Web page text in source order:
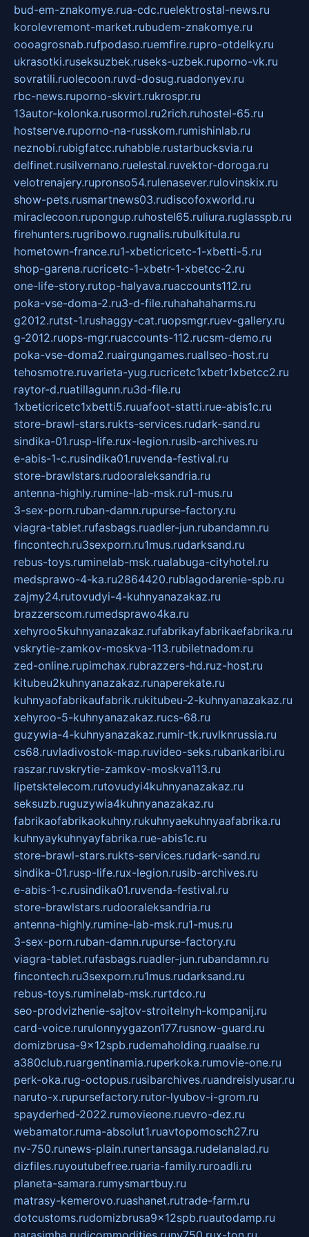
bud-em-znakomye.rua-cdc.ruelektrostal-news.ru
korolevremont-market.rubudem-znakomye.ru
oooagrosnab.rufpodaso.ruemfire.rupro-otdelky.ru
ukrasotki.ruseksuzbek.ruseks-uzbek.ruporno-vk.ru
sovratili.ruolecoon.ruvd-dosug.ruadonyev.ru
rbc-news.ruporno-skvirt.rukrospr.ru
13autor-kolonka.rusormol.ru2rich.ruhostel-65.ru
hostserve.ruporno-na-russkom.rumishinlab.ru
neznobi.rubigfatcc.ruhabble.rustarbucksvia.ru
delfinet.rusilvernano.ruelestal.ruvektor-doroga.ru
velotrenajery.rupronso54.rulenasever.rulovinskix.ru
show-pets.rusmartnews03.rudiscofoxworld.ru
miraclecoon.rupongup.ruhostel65.ruliura.ruglasspb.ru
firehunters.rugribowo.rugnalis.rubulkitula.ru
hometown-france.ru1-xbeticricetc-1-xbetti-5.ru
shop-garena.rucricetc-1-xbetr-1-xbetcc-2.ru
one-life-story.rutop-halyava.ruaccounts112.ru
poka-vse-doma-2.ru3-d-file.ruhahahaharms.ru
g2012.rutst-1.rushaggy-cat.ruopsmgr.ruev-gallery.ru
g-2012.ruops-mgr.ruaccounts-112.rucsm-demo.ru
poka-vse-doma2.ruairgungames.ruallseo-host.ru
tehosmotre.ruvarieta-yug.rucricetc1xbetr1xbetcc2.ru
raytor-d.ruatillagunn.ru3d-file.ru
1xbeticricetc1xbetti5.ruuafoot-statti.rue-abis1c.ru
store-brawl-stars.rukts-services.rudark-sand.ru
sindika-01.rusp-life.rux-legion.rusib-archives.ru
e-abis-1-c.rusindika01.ruvenda-festival.ru
store-brawlstars.rudooraleksandria.ru
antenna-highly.rumine-lab-msk.ru1-mus.ru
3-sex-porn.ruban-damn.rupurse-factory.ru
viagra-tablet.rufasbags.ruadler-jun.rubandamn.ru
fincontech.ru3sexporn.ru1mus.rudarksand.ru
rebus-toys.ruminelab-msk.rualabuga-cityhotel.ru
medsprawo-4-ka.ru2864420.rublagodarenie-spb.ru
zajmy24.rutovudyi-4-kuhnyanazakaz.ru
brazzerscom.rumedsprawo4ka.ru
xehyroo5kuhnyanazakaz.rufabrikayfabrikaefabrika.ru
vskrytie-zamkov-moskva-113.rubiletnadom.ru
zed-online.rupimchax.rubrazzers-hd.ruz-host.ru
kitubeu2kuhnyanazakaz.runaperekate.ru
kuhnyaofabrikaufabrik.rukitubeu-2-kuhnyanazakaz.ru
xehyroo-5-kuhnyanazakaz.rucs-68.ru
guzywia-4-kuhnyanazakaz.rumir-tk.ruvlknrussia.ru
cs68.ruvladivostok-map.ruvideo-seks.rubankaribi.ru
raszar.ruvskrytie-zamkov-moskva113.ru
lipetsktelecom.rutovudyi4kuhnyanazakaz.ru
seksuzb.ruguzywia4kuhnyanazakaz.ru
fabrikaofabrikaokuhny.rukuhnyaekuhnyaafabrika.ru
kuhnyaykuhnyayfabrika.rue-abis1c.ru
store-brawl-stars.rukts-services.rudark-sand.ru
sindika-01.rusp-life.rux-legion.rusib-archives.ru
e-abis-1-c.rusindika01.ruvenda-festival.ru
store-brawlstars.rudooraleksandria.ru
antenna-highly.rumine-lab-msk.ru1-mus.ru
3-sex-porn.ruban-damn.rupurse-factory.ru
viagra-tablet.rufasbags.ruadler-jun.rubandamn.ru
fincontech.ru3sexporn.ru1mus.rudarksand.ru
rebus-toys.ruminelab-msk.rurtdco.ru
seo-prodvizhenie-sajtov-stroitelnyh-kompanij.ru
card-voice.rurulonnyygazon177.rusnow-guard.ru
domizbrusa-9x12spb.rudemaholding.ruaalse.ru
a380club.ruargentinamia.ruperkoka.rumovie-one.ru
perk-oka.rug-octopus.rusibarchives.ruandreislyusar.ru
naruto-x.rupursefactory.rutor-lyubov-i-grom.ru
spayderhed-2022.rumovieone.ruevro-dez.ru
webamator.ruma-absolut1.ruavtopomosch27.ru
nv-750.runews-plain.runertansaga.rudelanalad.ru
dizfiles.ruyoutubefree.ruaria-family.ruroadli.ru
planeta-samara.rumysmartbuy.ru
matrasy-kemerovo.ruashanet.rutrade-farm.ru
dotcustoms.rudomizbrusa9x12spb.ruautodamp.ru